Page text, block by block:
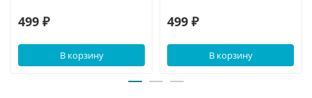
499 ₽
В корзину
499 ₽
В корзину